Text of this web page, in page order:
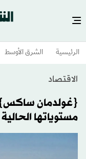
الرئيسية الشرق الأوسط​
الاقتصاد
{غولدمان ساكس}
مستوياتها الحالية